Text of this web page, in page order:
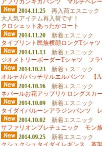
アフリカンキカパンツ
マルチベレ
2014.11.25再入荷エスニック
大人気アイテム再入荷です！
クロシェットあったかコート
2014.11.20新着エスニック
タイプリント民族横顔ロングTシャツ
2014.11.13新着エスニック
ジオメトリーボーダーTシャツ
フ
2014.10.23新着エスニック
オルテガパッチサルエルパンツ
【
2014.10.16新着エスニック
ネパールお花アップリケロングスカ
2014.10.09新着エスニック
タイダイバルーンアラジンパンツ
2014.10.02新着エスニック
サファリオンブレチュニック
モン
2014.09.25新着エスニック
クシュクシュタイダイレギンス
革